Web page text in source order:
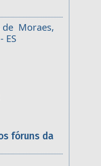
de Moraes,
ES
fóruns da